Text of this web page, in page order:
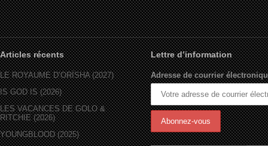
Articles récents
LE ROYAUME D’ORÏSHA (2027)
IS GOD IS (2026)
LES VACANCES DE GOLO &
RITCHIE (2026)
YOUNGBLOOD (2025)
Lettre d’information
Adresse de courrier